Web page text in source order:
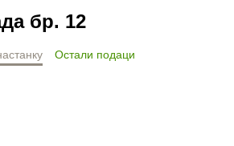
бр. 12
Остали подаци